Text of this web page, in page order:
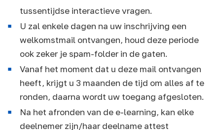
tussentijdse interactieve vragen.
U zal enkele dagen na uw inschrijving een
welkomstmail ontvangen, houd deze periode
ook zeker je spam-folder in de gaten.
Vanaf het moment dat u deze mail ontvangen
heeft, krijgt u 3 maanden de tijd om alles af te
ronden, daarna wordt uw toegang afgesloten.
Na het afronden van de e-learning, kan elke
deelnemer zijn/haar deelname attest